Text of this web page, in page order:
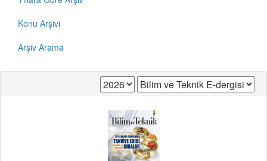
Konu Arşivi
Arşiv Arama